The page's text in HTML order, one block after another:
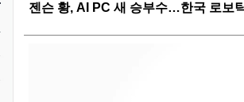
젠슨 황, AI PC 새 승부수…한국 로보